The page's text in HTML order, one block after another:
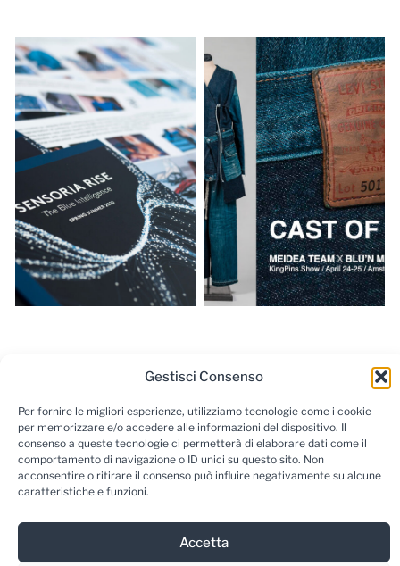
Gestisci Consenso
Per fornire le migliori esperienze, utilizziamo tecnologie come i cookie
per memorizzare e/o accedere alle informazioni del dispositivo. Il
consenso a queste tecnologie ci permetterà di elaborare dati come il
comportamento di navigazione o ID unici su questo sito. Non
acconsentire o ritirare il consenso può influire negativamente su alcune
caratteristiche e funzioni.
Accetta